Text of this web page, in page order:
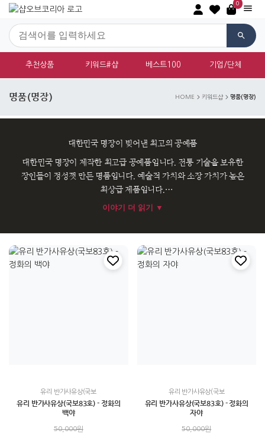
0
추천상품 키워드#샵 베스트100 기업/단체
명품(명장) HOME 키워드샵 명품(명장)
대한민국 명장이 빚어낸 최고의 공예품
대한민국 명장이 제작한 최고급 공예품입니다. 전통 기술을 보유한
장인들이 정성껏 만든 명품입니다. 예술적 가치와 소장 가치가 높은
최상급 제품입니다.
이야기 더 읽기 ▼
유리 반가사유상(국보
유리 반가사유상(국보83호) - 정화의
백야
50,000원
유리 반가사유상(국보
유리 반가사유상(국보83호) - 정화의
자야
50,000원